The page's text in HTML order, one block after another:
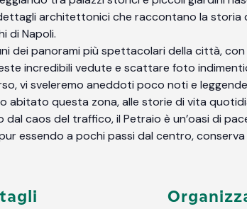
architettonici che raccontano la storia
di Napoli.
dei panorami più spettacolari della città,
incredibili vedute e scattare foto
vi sveleremo aneddoti poco noti e
abitato questa zona, alle storie di vita
dal caos del traffico, il Petraio è un’oasi
essendo a pochi passi dal centro,